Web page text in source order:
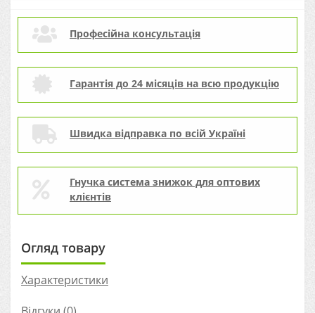
Професійна консультація
Гарантія до 24 місяців на всю продукцію
Швидка відправка по всій Україні
Гнучка система знижок для оптових
клієнтів
Огляд товару
Характеристики